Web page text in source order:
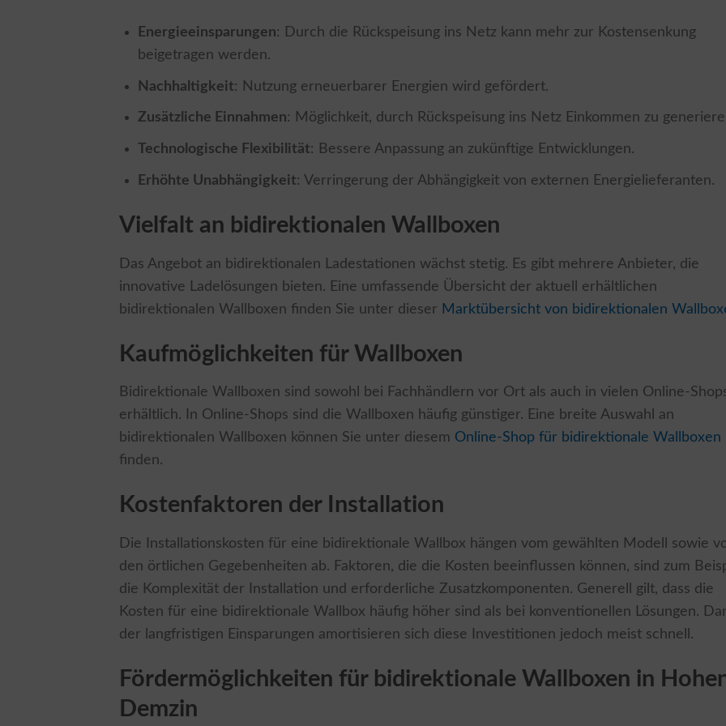
Energieeinsparungen: Durch die Rückspeisung ins Netz kann mehr zur Kostensenkung
beigetragen werden.
Nachhaltigkeit: Nutzung erneuerbarer Energien wird gefördert.
Zusätzliche Einnahmen: Möglichkeit, durch Rückspeisung ins Netz Einkommen zu
Technologische Flexibilität: Bessere Anpassung an zukünftige Entwicklungen.
Erhöhte Unabhängigkeit: Verringerung der Abhängigkeit von externen Energielieferanten.
Vielfalt an bidirektionalen Wallboxen
Das Angebot an bidirektionalen Ladestationen wächst stetig. Es gibt mehrere Anbieter, die
innovative Ladelösungen bieten. Eine umfassende Übersicht der aktuell erhältlichen
bidirektionalen Wallboxen finden Sie unter dieser Marktübersicht von bidirektionalen
Kaufmöglichkeiten für Wallboxen
Bidirektionale Wallboxen sind sowohl bei Fachhändlern vor Ort als auch in vielen Online-
erhältlich. In Online-Shops sind die Wallboxen häufig günstiger. Eine breite Auswahl an
bidirektionalen Wallboxen können Sie unter diesem Online-Shop für bidirektionale Wallboxen
finden.
Kostenfaktoren der Installation
Die Installationskosten für eine bidirektionale Wallbox hängen vom gewählten Modell sowie
den örtlichen Gegebenheiten ab. Faktoren, die die Kosten beeinflussen können, sind zum
die Komplexität der Installation und erforderliche Zusatzkomponenten. Generell gilt, dass die
Kosten für eine bidirektionale Wallbox häufig höher sind als bei konventionellen Lösungen.
der langfristigen Einsparungen amortisieren sich diese Investitionen jedoch meist schnell.
Fördermöglichkeiten für bidirektionale Wallboxen in
Demzin